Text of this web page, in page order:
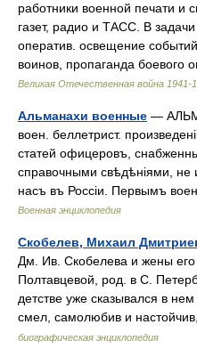
работники военной печати и
газет, радио и ТАСС. В
оператив. освещение
воинов, пропаганда
Великая Отечественная война 1941-
Альманахи военные —
воен. беллетрист.
статей офицеровъ,
справочными свѣдѣніями, не
насъ въ Россіи. Первымъ
Военная энциклопедия
Скобелев, Михаил
Дм. Ив. Скобелева и жены
Полтавцевой, род. в С.
детстве уже сказывался в
смел, самолюбив и
биографическая энциклопедия